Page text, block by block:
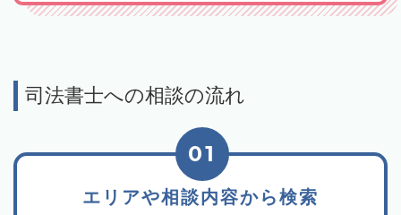
司法書士への相談の流れ
エリアや相談内容から検索
01